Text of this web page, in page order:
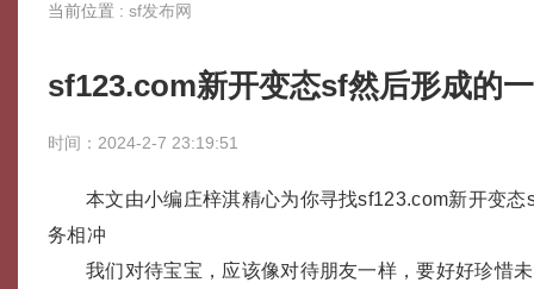
当前位置 : sf发布网
sf123.com新开变态sf然后形成的
时间：2024-2-7 23:19:51
本文由小编庄梓淇精心为你寻找sf123.com新开变态
务相冲
我们对待宝宝，应该像对待朋友一样，要好好珍惜